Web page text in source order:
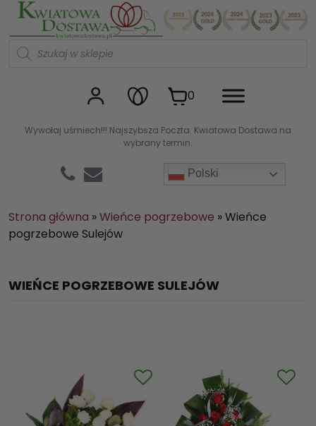
Wywołaj uśmiech!!! Najszybsza Poczta. Kwiatowa Dostawa na
wybrany termin.
Polski
Kwiaciarnia internetowa
W
d
u
k
0
Strona główna »Wieńce pogrzebowe »Wieńce
pogrzebowe Sulejów
WIEŃCE POGRZEBOWE SULEJÓW